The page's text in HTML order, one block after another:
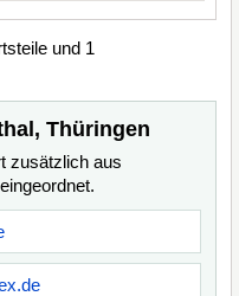
und 1
Thüringen
zusätzlich aus